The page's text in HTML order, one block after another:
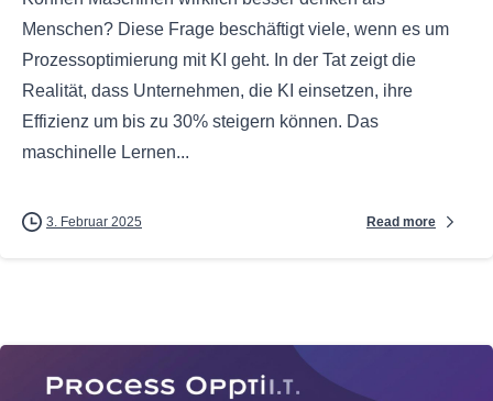
Menschen? Diese Frage beschäftigt viele, wenn es um
Prozessoptimierung mit KI geht. In der Tat zeigt die
Realität, dass Unternehmen, die KI einsetzen, ihre
Effizienz um bis zu 30% steigern können. Das
maschinelle Lernen...
3. Februar 2025 Read more